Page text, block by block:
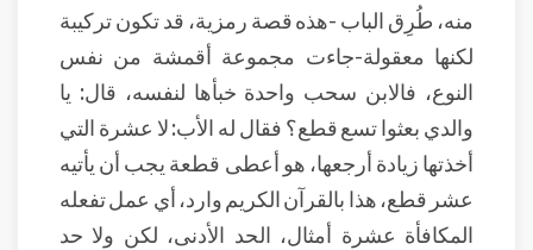
منه، طُرِق الباب -هذه قصة رمزية، قد تكون تركيبة
لكنها معقولة-جاءت مجموعة أقمشة من نفس
النوع، فالابن سحب واحدة خبأها لنفسه، قال: يا
والدي بعثوا تسع قطع؟ فقال له الأب: لا عشرة التي
أخذتها زيادة أرجعها، هو أعطى قطعة يجب أن يأتيه
عشر قطع، هذا بالقرآن الكريم وارد، أي عمل تفعله
المكافأة عشرة أمثال، الحد الأدنى، لكن ولا حد